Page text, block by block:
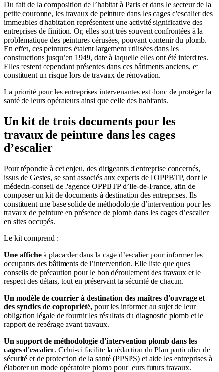
Du fait de la composition de l’habitat à Paris et dans le secteur de la
petite couronne, les travaux de peinture dans les cages d'escalier des
immeubles d'habitation représentent une activité significative des
entreprises de finition. Or, elles sont très souvent confrontées à la
problématique des peintures cérusées, pouvant contenir du plomb.
En effet, ces peintures étaient largement utilisées dans les
constructions jusqu’en 1949, date à laquelle elles ont été interdites.
Elles restent cependant présentes dans ces bâtiments anciens, et
constituent un risque lors de travaux de rénovation.
La priorité pour les entreprises intervenantes est donc de protéger la
santé de leurs opérateurs ainsi que celle des habitants.
Un kit de trois documents pour les
travaux de peinture dans les cages
d’escalier
Pour répondre à cet enjeu, des dirigeants d'entreprise concernés,
issus de Gestes, se sont associés aux experts de l'OPPBTP, dont le
médecin-conseil de l'agence OPPBTP d’Ile-de-France, afin de
composer un kit de documents à destination des entreprises. Ils
constituent une base solide de méthodologie d’intervention pour les
travaux de peinture en présence de plomb dans les cages d’escalier
en sites occupés.
Le kit comprend :
Une affiche à placarder dans la cage d’escalier pour informer les
occupants des bâtiments de l’intervention. Elle liste quelques
conseils de précaution pour le bon déroulement des travaux et le
respect des délais, tout en préservant la sécurité de chacun.
Un modèle de courrier à destination des maîtres d'ouvrage et
des syndics de copropriété, pour les informer au sujet de leur
obligation légale de fournir les résultats du diagnostic plomb et le
rapport de repérage avant travaux.
Un support de méthodologie d'intervention plomb dans les
cages d'escalier. Celui-ci facilite la rédaction du Plan particulier de
sécurité et de protection de la santé (PPSPS) et aide les entreprises à
élaborer un mode opératoire plomb pour leurs futurs travaux.